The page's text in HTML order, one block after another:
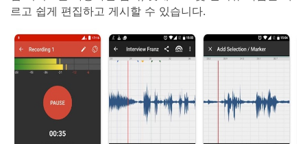
르고 쉽게 편집하고 게시할 수 있습니다.